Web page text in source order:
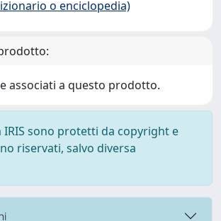
o enciclopedia)
associati a questo prodotto.
sono protetti da copyright e
riservati, salvo diversa